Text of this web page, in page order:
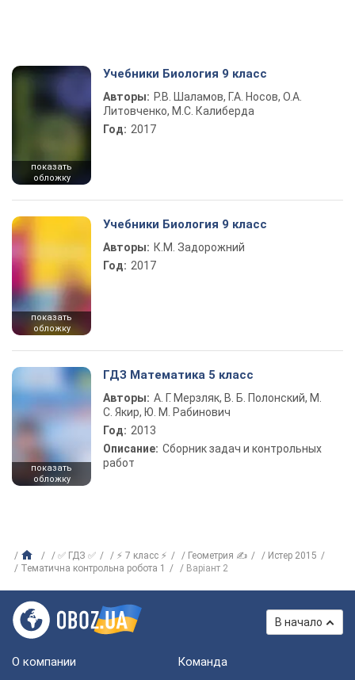
показать
обложку
Учебники Биология 9 класс
Авторы: Р.В. Шаламов, Г.А. Носов, О.А.
Литовченко, М.С. Калиберда
Год: 2017
показать
обложку
Учебники Биология 9 класс
Авторы: К.М. Задорожний
Год: 2017
показать
обложку
ГДЗ Математика 5 класс
Авторы: А. Г. Мерзляк, В. Б. Полонский, М.
С. Якир, Ю. М. Рабинович
Год: 2013
Описание: Сборник задач и контрольных
работ
✅ ГДЗ ✅ ⚡ 7 класс ⚡ Геометрия ✍
Истер 2015
Тематична контрольна робота 1
Варіант 2
В начало
О компании Команда